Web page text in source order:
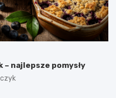
– najlepsze pomysły